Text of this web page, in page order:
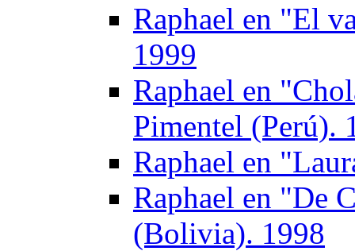
Raphael en "El
1999
Raphael en
Pimentel (Perú).
Raphael en
Raphael en "De
(Bolivia). 1998